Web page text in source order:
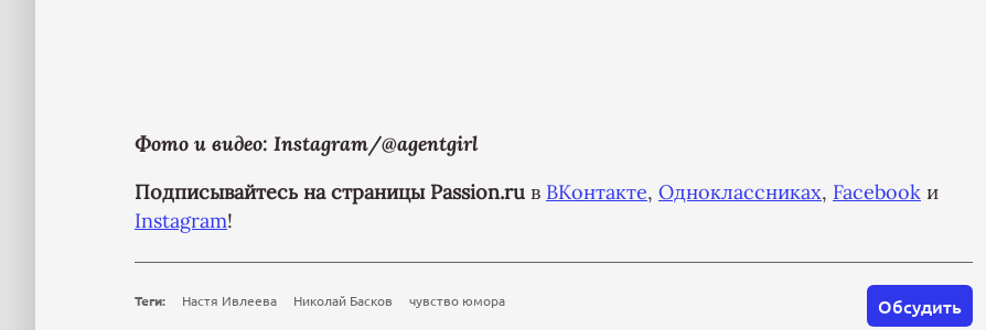
Фото и видео: Instagram/@agentgirl
Подписывайтесь на страницы Passion.ru в ВКонтакте, Одноклассниках, Facebook и
Instagram!
Обсудить
Теги: Настя Ивлеева Николай Басков чувство юмора